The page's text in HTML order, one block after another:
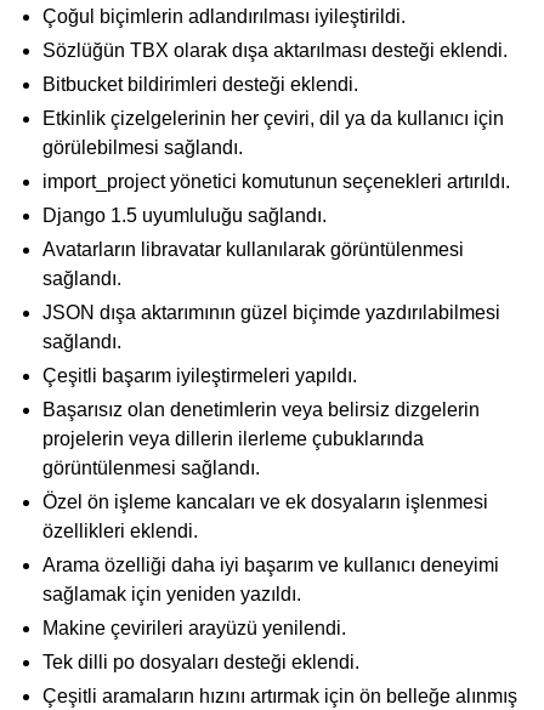
Çoğul biçimlerin adlandırılması iyileştirildi.
Sözlüğün TBX olarak dışa aktarılması desteği eklendi.
Bitbucket bildirimleri desteği eklendi.
Etkinlik çizelgelerinin her çeviri, dil ya da kullanıcı için
görülebilmesi sağlandı.
import_project yönetici komutunun seçenekleri artırıldı.
Django 1.5 uyumluluğu sağlandı.
Avatarların libravatar kullanılarak görüntülenmesi
sağlandı.
JSON dışa aktarımının güzel biçimde yazdırılabilmesi
sağlandı.
Çeşitli başarım iyileştirmeleri yapıldı.
Başarısız olan denetimlerin veya belirsiz dizgelerin
projelerin veya dillerin ilerleme çubuklarında
görüntülenmesi sağlandı.
Özel ön işleme kancaları ve ek dosyaların işlenmesi
özellikleri eklendi.
Arama özelliği daha iyi başarım ve kullanıcı deneyimi
sağlamak için yeniden yazıldı.
Makine çevirileri arayüzü yenilendi.
Tek dilli po dosyaları desteği eklendi.
Çeşitli aramaların hızını artırmak için ön belleğe alınmış